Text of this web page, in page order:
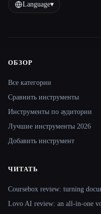
Language▾
Site navigation
ОБЗОР
Все категории
Сравнить инструменты
Инструменты по аудитории
Лучшие инструменты 2026
Добавить инструмент
ЧИТАТЬ
Coursebox review: turning
Lovo AI review: an all-in-one